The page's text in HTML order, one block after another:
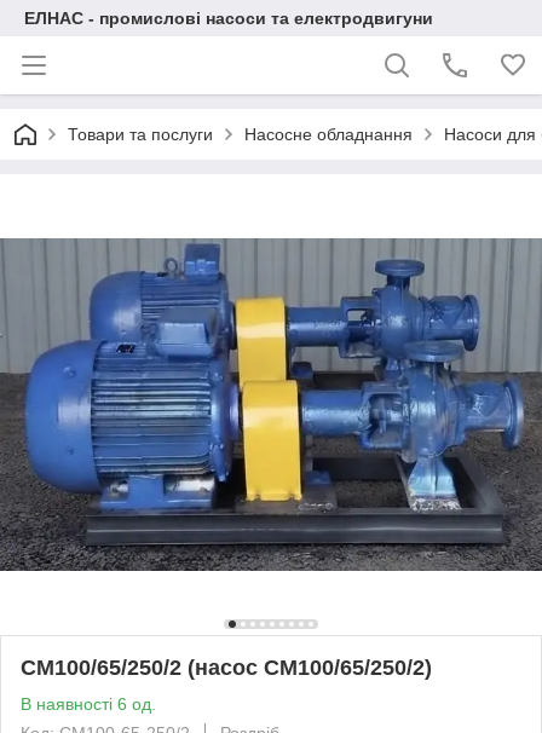
ЕЛНАС - промислові насоси та електродвигуни
Товари та послуги Насосне обладнання Насоси для
СМ100/65/250/2 (насос СМ100/65/250/2)
В наявності 6 од.